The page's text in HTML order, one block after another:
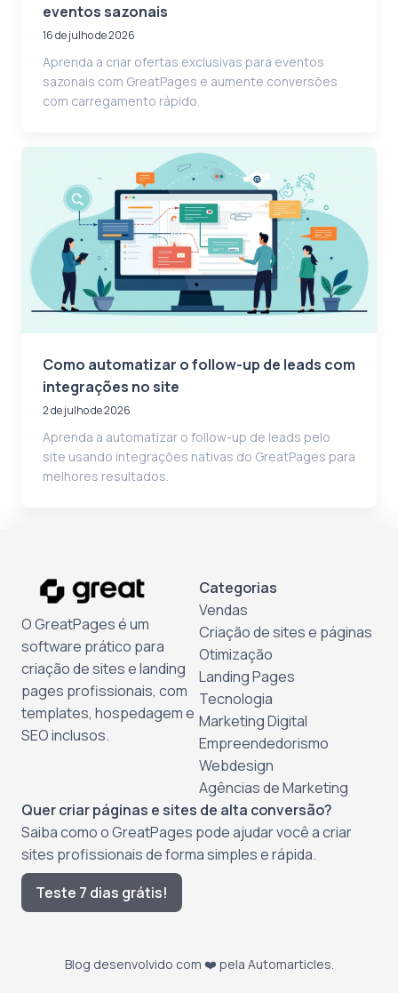
eventos sazonais
16 de julho de 2026
Aprenda a criar ofertas exclusivas para eventos
sazonais com GreatPages e aumente conversões
com carregamento rápido.
Como automatizar o follow-up de leads com
integrações no site
2 de julho de 2026
Aprenda a automatizar o follow-up de leads pelo
site usando integrações nativas do GreatPages para
melhores resultados.
O GreatPages é um
software prático para
criação de sites e landing
pages profissionais, com
templates, hospedagem e
SEO inclusos.
Categorias
Vendas
Criação de sites e páginas
Otimização
Landing Pages
Tecnologia
Marketing Digital
Empreendedorismo
Webdesign
Agências de Marketing
Quer criar páginas e sites de alta conversão?
Saiba como o GreatPages pode ajudar você a criar
sites profissionais de forma simples e rápida.
Teste 7 dias grátis!
Blog desenvolvido com ❤️ pela Automarticles.